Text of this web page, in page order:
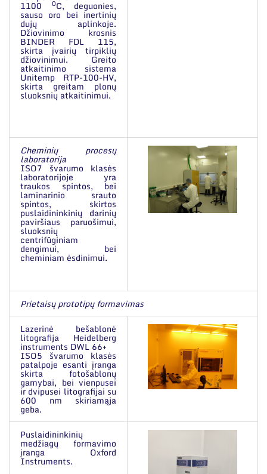
1100 0C, deguonies,
sauso oro bei inertinių
dujų aplinkoje.
Džiovinimo krosnis
BINDER FDL 115,
skirta įvairių tirpiklių
džiovinimui. Greito
atkaitinimo sistema
Unitemp RTP-100-HV,
skirta greitam plonų
sluoksnių atkaitinimui.
Cheminių procesų
laboratorija
ISO7 švarumo klasės
laboratorijoje yra
traukos spintos, bei
laminarinio srauto
spintos, skirtos
puslaidininkinių darinių
paviršiaus paruošimui,
sluoksnių
centrifūginiam
dengimui, bei
cheminiam ėsdinimui.
Prietaisų prototipų formavimas
Lazerinė bešablonė
litografija Heidelberg
instruments DWL 66+
ISO5 švarumo klasės
patalpoje esanti įranga
skirta fotošablonų
gamybai, bei vienpusei
ir dvipusei litografijai su
600 nm skiriamąja
geba.
Puslaidininkinių
medžiagų formavimo
įranga Oxford
Instruments.